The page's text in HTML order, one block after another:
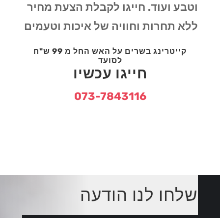
וטבע ועוד. חייגו לקבלת הצעת מחיר
ללא תחרות וחוויה של איכות וטעמים
קייטרינג בשרים על האש החל מ 99 ש"ח
לסועד
חייגו עכשיו
073-7843116
שלחו לנו הודעה